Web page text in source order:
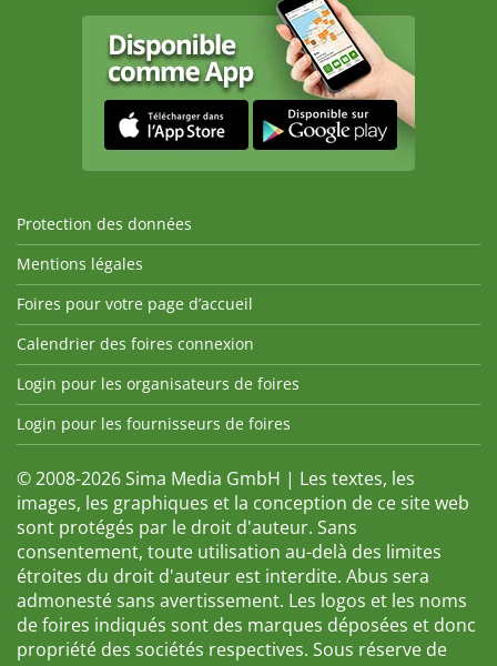
Protection des données
Mentions légales
Foires pour votre page d’accueil
Calendrier des foires connexion
Login pour les organisateurs de foires
Login pour les fournisseurs de foires
© 2008-2026 Sima Media GmbH | Les textes, les
images, les graphiques et la conception de ce site web
sont protégés par le droit d'auteur. Sans
consentement, toute utilisation au-delà des limites
étroites du droit d'auteur est interdite. Abus sera
admonesté sans avertissement. Les logos et les noms
de foires indiqués sont des marques déposées et donc
propriété des sociétés respectives. Sous réserve de